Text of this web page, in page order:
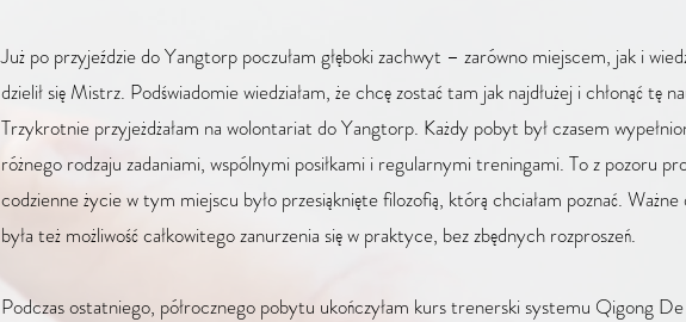
Już po przyjeździe do Yangtorp poczułam głęboki zachwyt – zarówno miejscem, jak i
dzielił się Mistrz. Podświadomie wiedziałam, że chcę zostać tam jak najdłużej i chłonąć tę
Trzykrotnie przyjeżdżałam na wolontariat do Yangtorp. Każdy pobyt był czasem
różnego rodzaju zadaniami, wspólnymi posiłkami i regularnymi treningami. To z pozoru
codzienne życie w tym miejscu było przesiąknięte filozofią, którą chciałam poznać.
była też możliwość całkowitego zanurzenia się w praktyce, bez zbędnych rozproszeń.
Podczas ostatniego, półrocznego pobytu ukończyłam kurs trenerski systemu Qigong De